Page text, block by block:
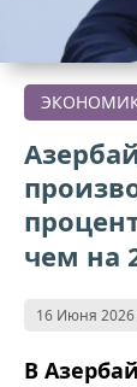
чем на
16 Июня 2026
В